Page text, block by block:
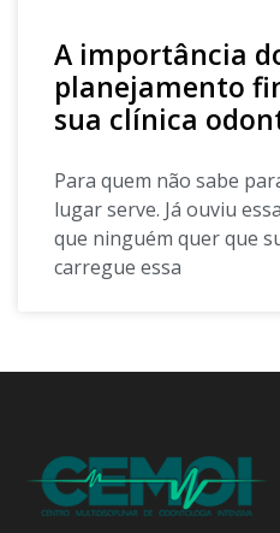
A importância
planejamento
sua clínica
Para quem não sabe
lugar serve. Já ouviu
que ninguém quer que
carregue essa